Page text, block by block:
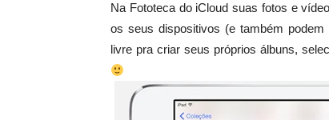
Na Fototeca do iCloud suas fotos e
os seus dispositivos (e também
livre pra criar seus próprios álbuns,